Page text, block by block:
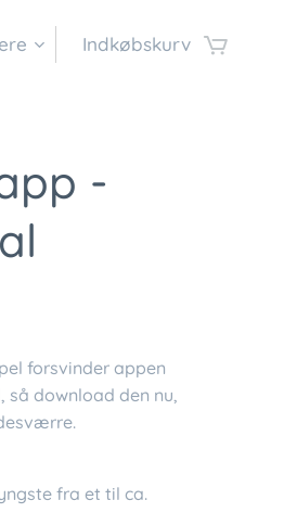
Indkøbskurv
-
forsvinder appen
så download den nu,
fra et til ca.